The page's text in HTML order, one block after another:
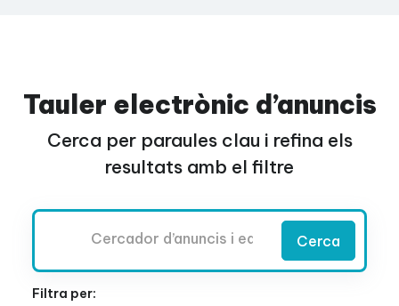
Tauler electrònic d’anuncis
Cerca per paraules clau i refina els
resultats amb el filtre
Cerca
Filtra per: